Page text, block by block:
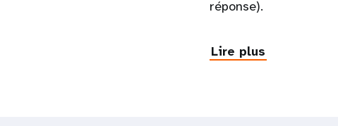
réponse).
Lire plus